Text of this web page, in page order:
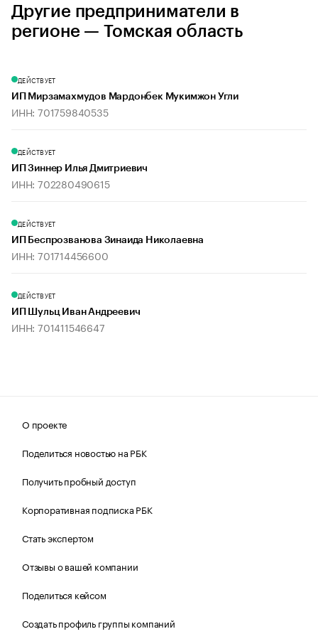
Другие предприниматели в
регионе — Томская область
ДЕЙСТВУЕТ
ИП Мирзамахмудов Мардонбек Мукимжон Угли
ИНН: 701759840535
ДЕЙСТВУЕТ
ИП Зиннер Илья Дмитриевич
ИНН: 702280490615
ДЕЙСТВУЕТ
ИП Беспрозванова Зинаида Николаевна
ИНН: 701714456600
ДЕЙСТВУЕТ
ИП Шульц Иван Андреевич
ИНН: 701411546647
О проекте
Поделиться новостью на РБК
Получить пробный доступ
Корпоративная подписка РБК
Стать экспертом
Отзывы о вашей компании
Поделиться кейсом
Создать профиль группы компаний